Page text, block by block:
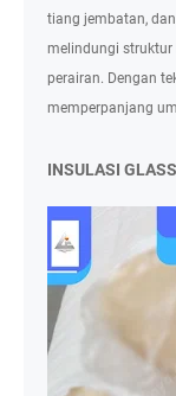
tiang jembatan,
melindungi
perairan. Dengan
memperpanjang
INSULASI